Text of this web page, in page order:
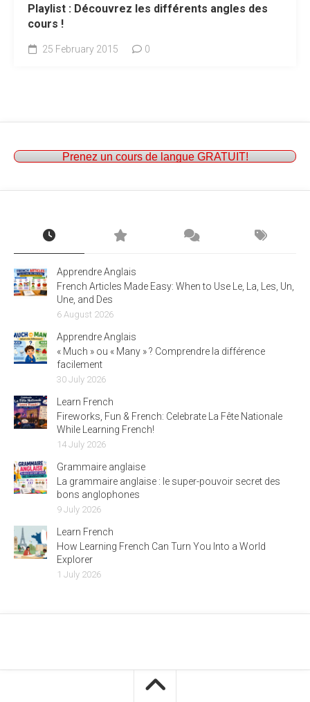
Playlist : Découvrez les différents angles des
cours !
25 February 2015 0
Prenez un cours de langue GRATUIT!
Apprendre Anglais
French Articles Made Easy: When to Use Le, La, Les, Un,
Une, and Des
6 August 2026
Apprendre Anglais
« Much » ou « Many » ? Comprendre la différence
facilement
30 July 2026
Learn French
Fireworks, Fun & French: Celebrate La Fête Nationale
While Learning French!
14 July 2026
Grammaire anglaise
La grammaire anglaise : le super-pouvoir secret des
bons anglophones
9 July 2026
Learn French
How Learning French Can Turn You Into a World
Explorer
1 July 2026